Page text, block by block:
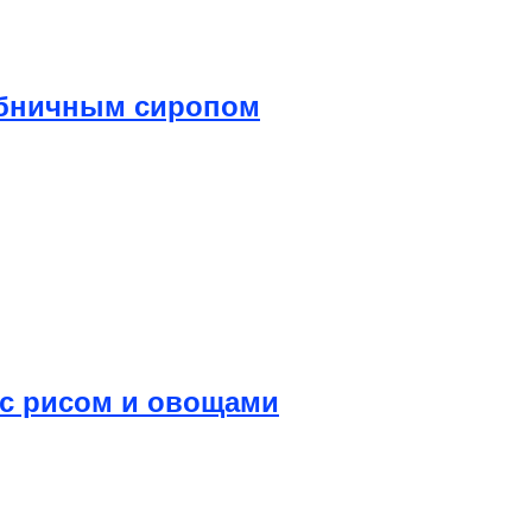
сиропом
рисом и овощами